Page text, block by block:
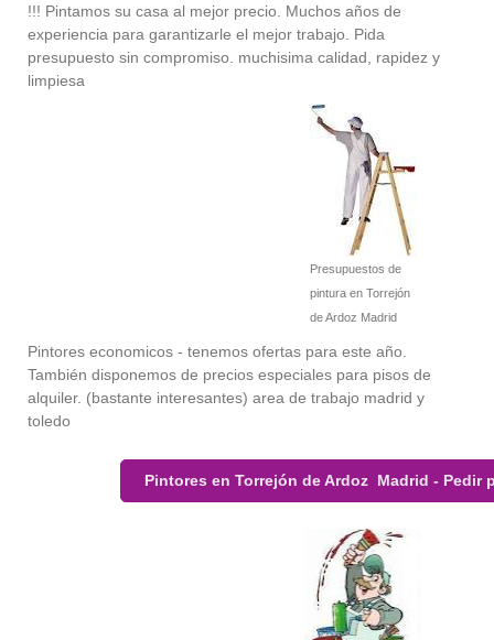
!!! Pintamos su casa al mejor precio. Muchos años de
experiencia para garantizarle el mejor trabajo. Pida
presupuesto sin compromiso. muchisima calidad, rapidez y
limpiesa
Presupuestos de
pintura en Torrejón
de Ardoz Madrid
Pintores economicos - tenemos ofertas para este año.
También disponemos de precios especiales para pisos de
alquiler. (bastante interesantes) area de trabajo madrid y
toledo
Pintores en Torrejón de Ardoz Madrid - Pedir